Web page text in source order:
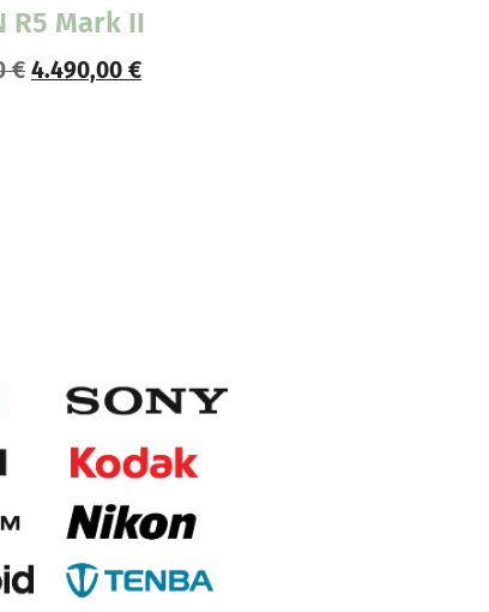
R5 Mark II
€ 4.490,00 €